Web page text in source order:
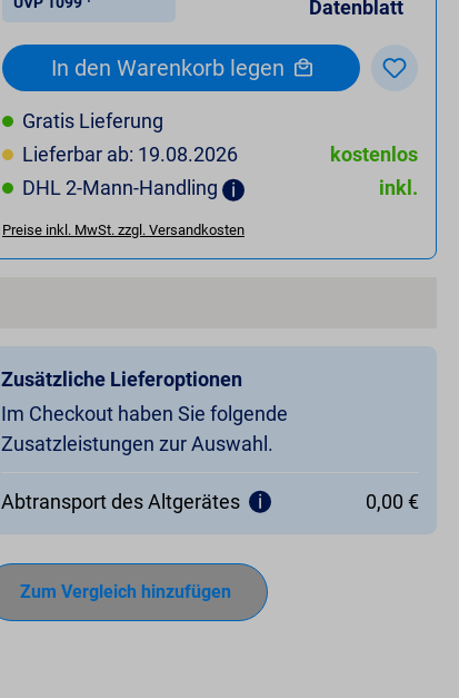
Datenblatt
In den Warenkorb legen
Gratis Lieferung
Lieferbar ab: 19.08.2026
kostenlos
DHL 2-Mann-Handling
inkl.
Preise inkl. MwSt. zzgl. Versandkosten
Zusätzliche Lieferoptionen
Im Checkout haben Sie folgende
Zusatzleistungen zur Auswahl.
0,00 €
Abtransport des Altgerätes
Zum Vergleich hinzufügen